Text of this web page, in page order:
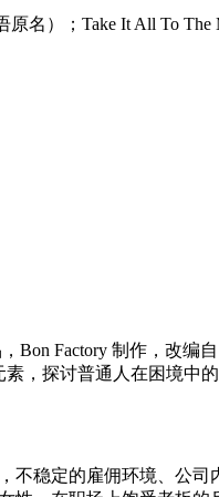
名）；Take It All To The
，Bon Factory 制作，改
，探讨普通人在困境中
不稳定的雇佣环境、公